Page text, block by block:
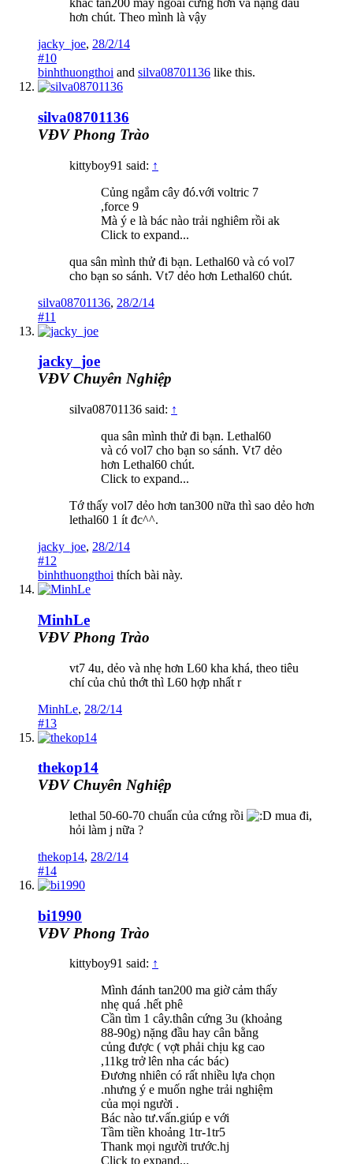
khác tan200 mấy ngoài cứng hơn và nặng đầu
hơn chút. Theo mình là vậy
jacky_joe, 28/2/14
#10
binhthuongthoi and silva08701136 like this.
silva08701136
VĐV Phong Trào
kittyboy91 said: ↑
Củng ngắm cây đó.với voltric 7
,force 9
Mà ý e là bác nào trải nghiêm rồi ak
Click to expand...
qua sân mình thử đi bạn. Lethal60 và có vol7
cho bạn so sánh. Vt7 dẻo hơn Lethal60 chút.
silva08701136, 28/2/14
#11
jacky_joe
VĐV Chuyên Nghiệp
silva08701136 said: ↑
qua sân mình thử đi bạn. Lethal60
và có vol7 cho bạn so sánh. Vt7 dẻo
hơn Lethal60 chút.
Click to expand...
Tớ thấy vol7 dẻo hơn tan300 nữa thì sao dẻo hơn
lethal60 1 ít đc^^.
jacky_joe, 28/2/14
#12
binhthuongthoi thích bài này.
MinhLe
VĐV Phong Trào
vt7 4u, dẻo và nhẹ hơn L60 kha khá, theo tiêu
chí của chủ thớt thì L60 hợp nhất r
MinhLe, 28/2/14
#13
thekop14
VĐV Chuyên Nghiệp
lethal 50-60-70 chuẩn của cứng rồi
mua đi,
hỏi làm j nữa ?
thekop14, 28/2/14
#14
bi1990
VĐV Phong Trào
kittyboy91 said: ↑
Mình đánh tan200 ma giờ cảm thấy
nhẹ quá .hết phê
Cần tìm 1 cây.thân cứng 3u (khoảng
88-90g) nặng đầu hay cân bằng
củng được ( vợt phải chịu kg cao
,11kg trở lên nha các bác)
Đương nhiên có rất nhiều lựa chọn
.nhưng ý e muốn nghe trải nghiệm
của mọi người .
Bác nào tư.vấn.giúp e với
Tầm tiền khoảng 1tr-1tr5
Thank mọi người trước.hj
Click to expand...